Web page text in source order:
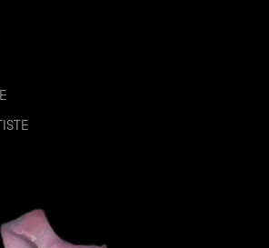
Équipe
Partenaires